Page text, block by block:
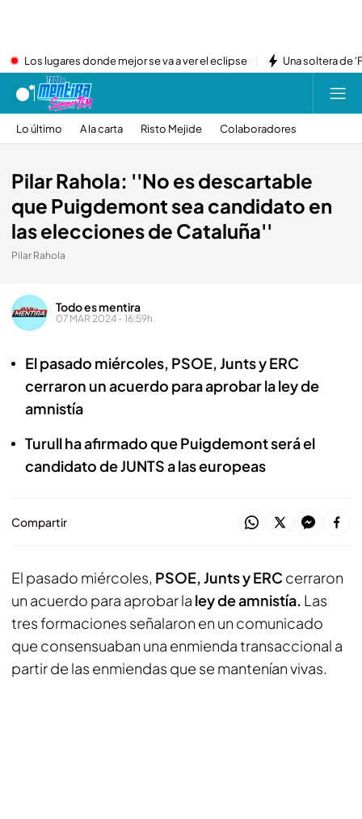
Los lugares donde mejor se va a ver el eclipse Una soltera de
Lo último A la carta Risto Mejide Colaboradores
Pilar Rahola: ''No es descartable
que Puigdemont sea candidato en
las elecciones de Cataluña''
Pilar Rahola
Todo es mentira
07 MAR 2024 - 16:59h.
El pasado miércoles, PSOE, Junts y ERC
cerraron un acuerdo para aprobar la ley de
amnistía
Turull ha afirmado que Puigdemont será el
candidato de JUNTS a las europeas
Compartir
El pasado miércoles, PSOE, Junts y ERC cerraron
un acuerdo para aprobar la ley de amnistía. Las
tres formaciones señalaron en un comunicado
que consensuaban una enmienda transaccional a
partir de las enmiendas que se mantenían vivas.